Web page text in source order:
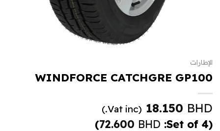
الإطارات
WINDFORCE CATCHGRE GP100
18.150 BHD
(Vat inc.)
(Set of 4:
72.600 BHD
)